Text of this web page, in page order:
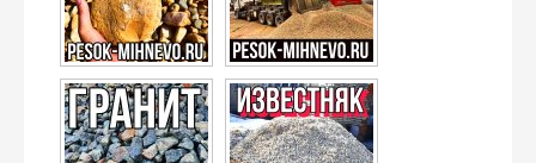
Бетон
Чернозем